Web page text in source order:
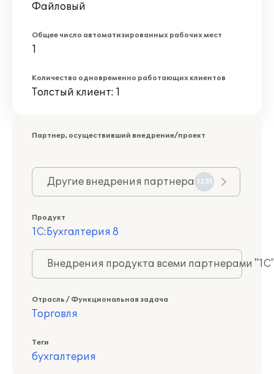
Файловый
Общее число автоматизированных рабочих мест
1
Количество одновременно работающих клиентов
Толстый клиент: 1
Партнер, осуществивший внедрение/проект
Другие внедрения партнера 1251
Продукт
1С:Бухгалтерия 8
Внедрения продукта всеми партнерами
Отрасль / Функциональная задача
Торговля
Теги
бухгалтерия